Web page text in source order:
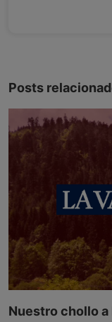
Posts
Nuestro chollo a